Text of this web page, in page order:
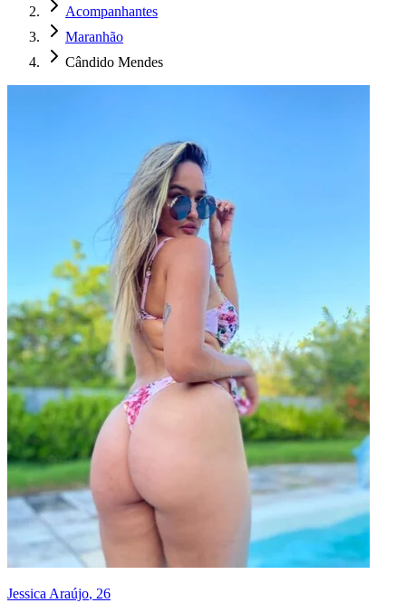
Acompanhantes
Maranhão
Cândido Mendes
Jessica Araújo, 26